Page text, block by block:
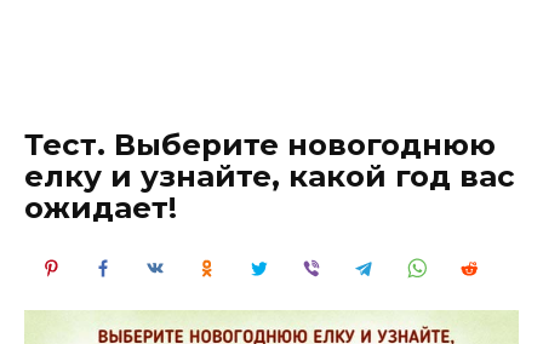
Тест. Выберите новогоднюю
елку и узнайте, какой год вас
ожидает!